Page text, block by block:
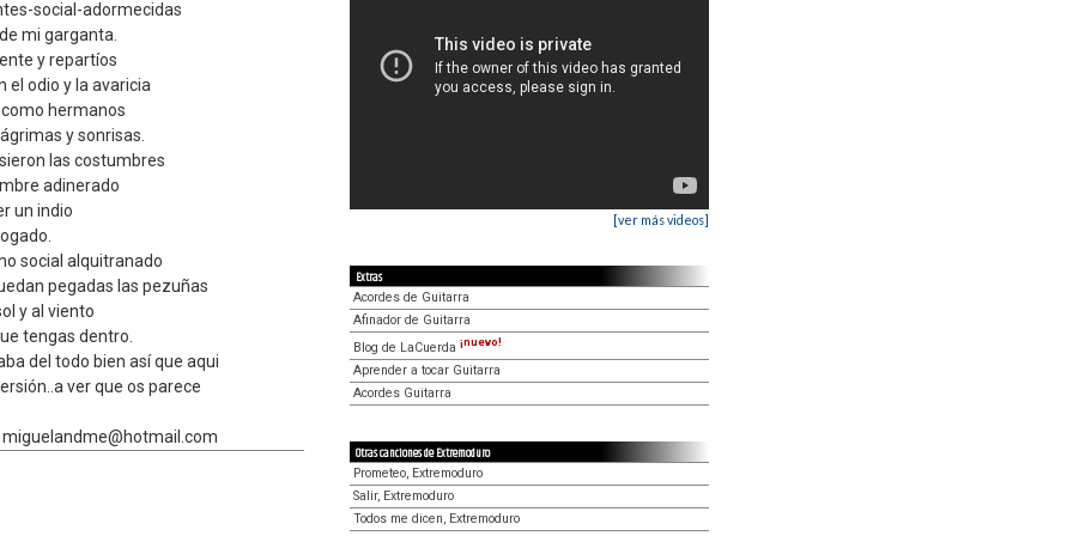
social-adormecidas
mi garganta.
y repartíos
el odio y la avaricia
hermanos
y sonrisas.
las costumbres
adinerado
un indio
social alquitranado
pegadas las pezuñas
y al viento
tengas dentro.
del todo bien así que aqui
ver que os parece
[ver más videos]
Extras
Acordes de Guitarra
Afinador de Guitarra
Blog de LaCuerda ¡nuevo!
Aprender a tocar Guitarra
Acordes Guitarra
Otras canciones de Extremoduro
Prometeo, Extremoduro
Salir, Extremoduro
Todos me dicen, Extremoduro